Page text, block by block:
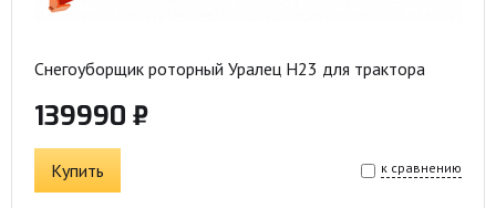
Снегоуборщик роторный Уралец Н23 для трактора
139990 ₽
Купить к сравнению